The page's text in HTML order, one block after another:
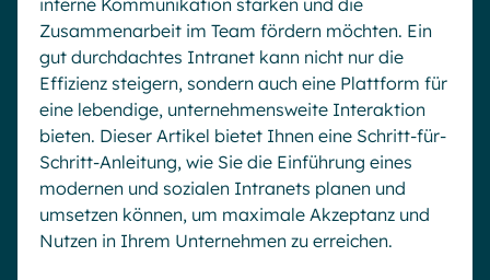
interne Kommunikation stärken und die
Zusammenarbeit im Team fördern möchten. Ein
gut durchdachtes Intranet kann nicht nur die
Effizienz steigern, sondern auch eine Plattform für
eine lebendige, unternehmensweite Interaktion
bieten. Dieser Artikel bietet Ihnen eine Schritt-für-
Schritt-Anleitung, wie Sie die Einführung eines
modernen und sozialen Intranets planen und
umsetzen können, um maximale Akzeptanz und
Nutzen in Ihrem Unternehmen zu erreichen.